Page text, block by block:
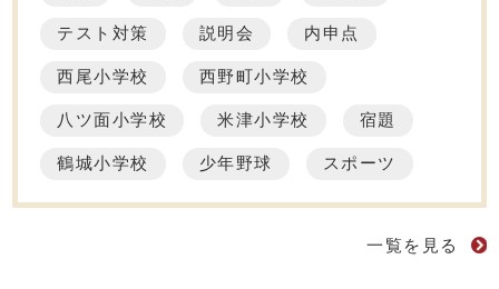
テスト対策 説明会 内申点
西尾小学校 西野町小学校
八ツ面小学校 米津小学校 宿題
鶴城小学校 少年野球 スポーツ
一覧を見る